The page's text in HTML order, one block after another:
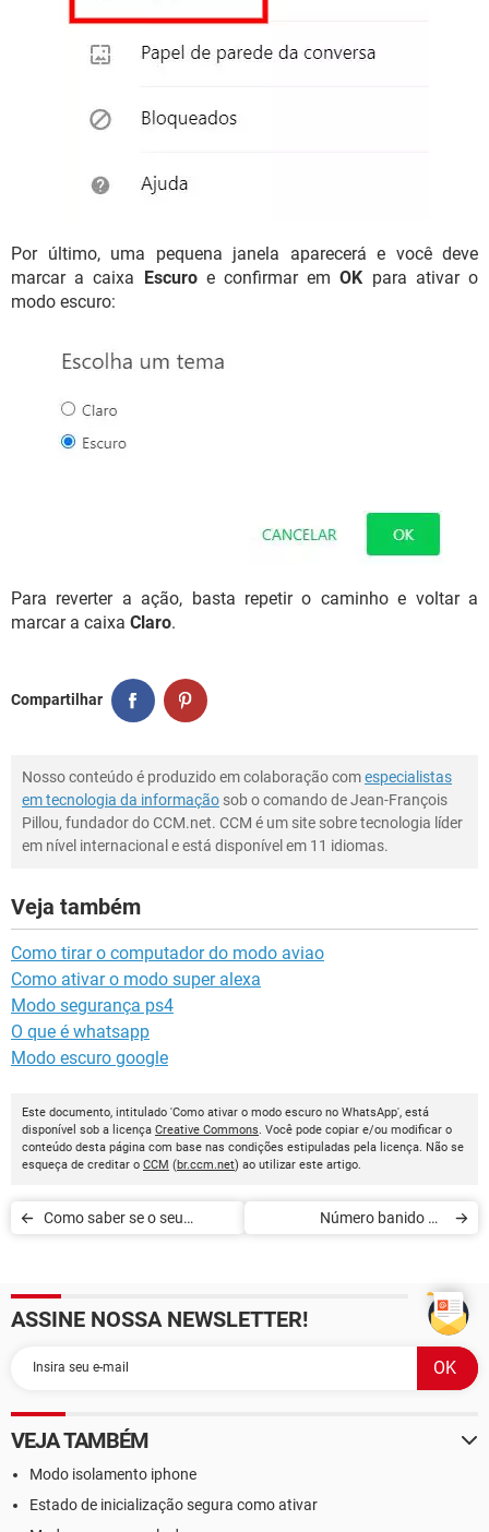
Por último, uma pequena janela aparecerá e você deve
marcar a caixa Escuroe confirmar emOK para ativar o
modo escuro:
Para reverter a ação, basta repetir o caminho e voltar a
marcar a caixa Claro.
Compartilhar
Nosso conteúdo é produzido em colaboração comespecialistas
em tecnologia da informação sob o comando de Jean-François
Pillou, fundador do CCM.net. CCM é um site sobre tecnologia líder
em nível internacional e está disponível em 11 idiomas.
Veja também
Como tirar o computador do modo aviao
Como ativar o modo super alexa
Modo segurança ps4
O que é whatsapp
Modo escuro google
Este documento, intitulado 'Como ativar o modo escuro no WhatsApp', está
disponível sob a licença Creative Commons. Você pode copiar e/ou modificar o
conteúdo desta página com base nas condições estipuladas pela licença. Não se
esqueça de creditar o CCM (br.ccm.net) ao utilizar este artigo.
Como saber se o seu
Número banido no
ASSINE NOSSA NEWSLETTER!
VEJA TAMBÉM
Modo isolamento iphone
Estado de inicialização segura como ativar